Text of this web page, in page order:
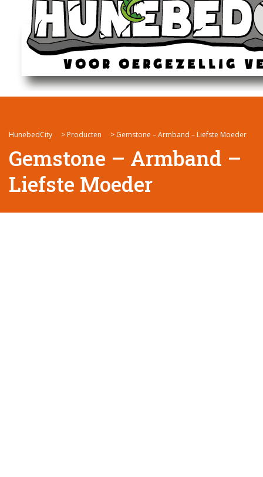
HunebedCity > Producten > Gemstone – Armband – Liefste Moeder
Gemstone – Armband –
Liefste Moeder